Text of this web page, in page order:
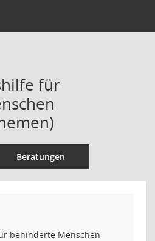
für
Beratungen
behinderte Menschen